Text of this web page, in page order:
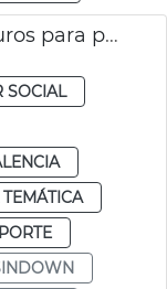
Subvenciones de 170.000 euros para proyectos de entidades sociales
SOCIAL